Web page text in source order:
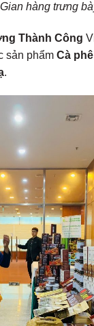
Gian hàng trưng
Thành Công
sản phẩm Cà
.